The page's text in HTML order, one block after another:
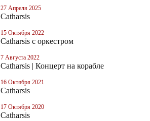
27 Апреля 2025
Catharsis
15 Октября 2022
Catharsis с оркестром
7 Августа 2022
Catharsis | Концерт на корабле
16 Октября 2021
Catharsis
17 Октября 2020
Catharsis